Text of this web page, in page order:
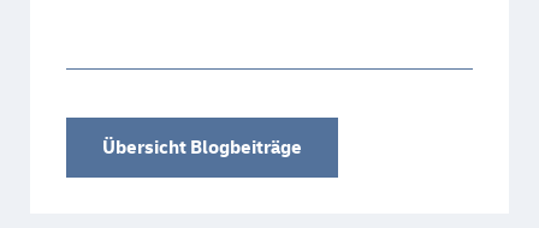
Übersicht Blogbeiträge